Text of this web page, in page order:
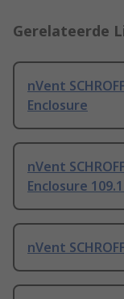
Gerelateerde
nVent
Enclosure
nVent
Enclosure
nVent